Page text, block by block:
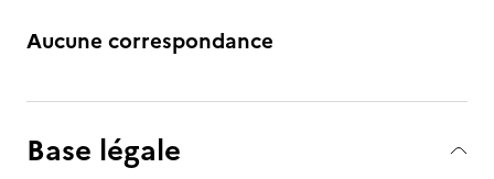
Aucune correspondance
Base légale